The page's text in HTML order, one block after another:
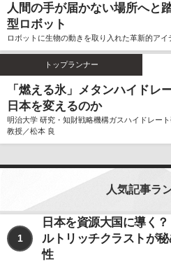
個人情報の利用、管理につ
当社では、お客様よりご提
を厳重に保管、管理し、個
を防止するため、必要かつ
ます。
お客様よりご提供いただき
用目的の達成に必要な範囲
の内容に保つよう努力する
を、上記ならびに下記に該
様の事前のご同意をいただ
提供いただいた個人情報を
ません。
利用目的の遂行のため
人間の手が届かない場所へと
型ロボット
ロボットに生物の動きを取り入れた革新的アイ
トップランナー
「燃える氷」メタンハイドレ
日本を変えるのか
明治大学 研究・知財戦略機構ガスハイドレー
教授／松本 良
人気記事ラ
1
日本を資源大国に導く
ルトリッチクラストが
性